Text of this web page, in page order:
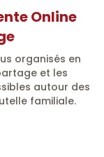
Online
organisés en
et les
autour des
familiale.